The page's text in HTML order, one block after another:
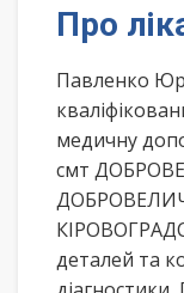
Про
Павленко
медичну
смт
деталей та